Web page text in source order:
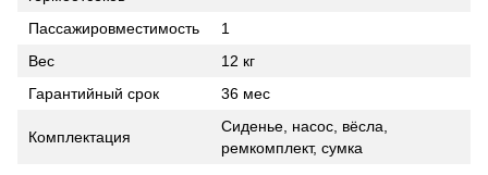
Пассажировместимость
1
Вес
12 кг
Гарантийный срок
36 мес
Комплектация
Сиденье, насос, вёсла,
ремкомплект, сумка